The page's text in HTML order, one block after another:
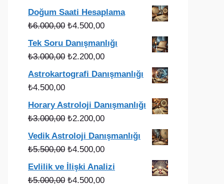
fiyat:
₺3.750,00.
andaki
fiyat:
Doğum Saati Hesaplama
₺6.000,00 Orijinal
fiyat:
₺6.000,00.
₺4.500,00Şu
andaki
fiyat:
Tek Soru Danışmanlığı
₺3.000,00 Orijinal
fiyat:
₺2.200,00Şu
Astrokartografi Danışmanlığı
₺4.500,00
Horary Astroloji Danışmanlığı
₺3.000,00 Orijinal
fiyat:
₺3.000,00.
₺2.200,00Şu
fiyat:
Vedik Astroloji Danışmanlığı
₺5.500,00 Orijinal
fiyat:
₺5.500,00.
₺4.500,00Şu
andaki
fiyat:
Evlilik ve İlişki Analizi
₺5.000,00 Orijinal
₺4.500,00Şu